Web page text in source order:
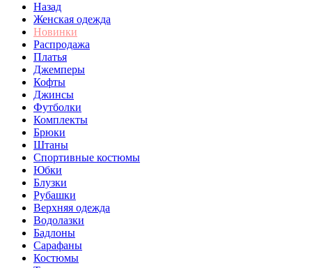
Назад
Женская одежда
Новинки
Распродажа
Платья
Джемперы
Кофты
Джинсы
Футболки
Комплекты
Брюки
Штаны
Спортивные костюмы
Юбки
Блузки
Рубашки
Верхняя одежда
Водолазки
Бадлоны
Сарафаны
Костюмы